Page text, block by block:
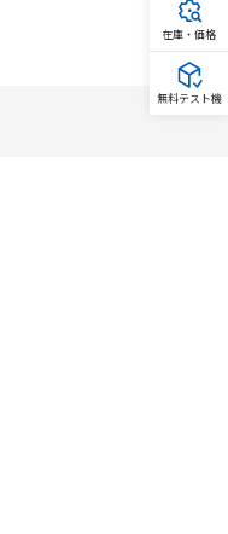
在庫・価格
無料テスト機